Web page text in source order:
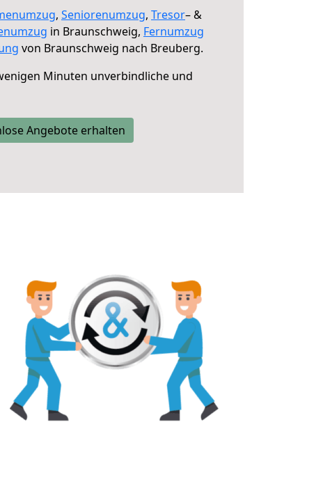
, Seniorenumzug, Tresor– &
in Braunschweig, Fernumzug
von Braunschweig nach Breuberg.
Minuten unverbindliche und
Angebote erhalten